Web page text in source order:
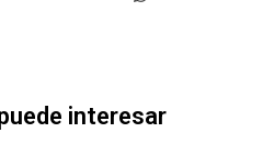
interesar